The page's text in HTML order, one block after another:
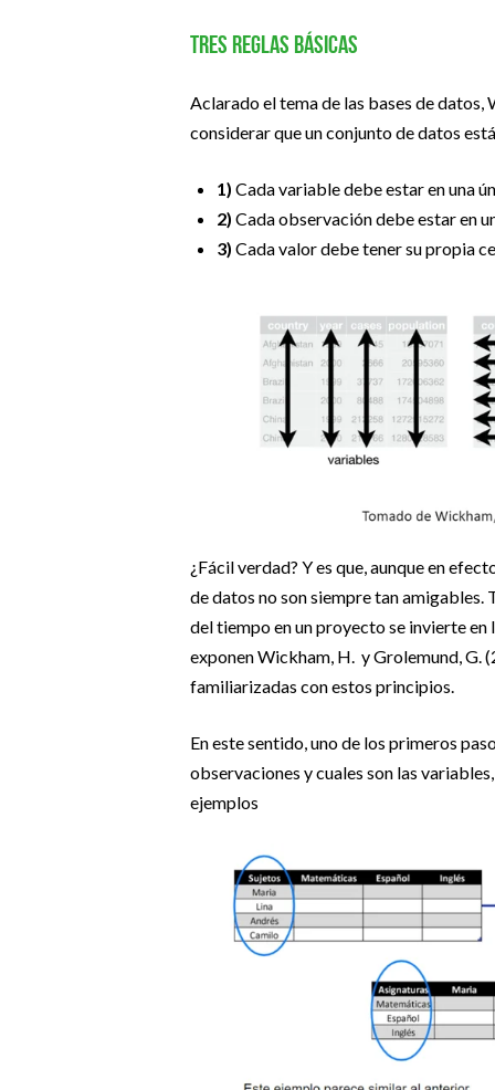
Tres reglas básicas
Aclarado el tema de las bases de datos,
considerar que un conjunto de datos
1) Cada variable debe estar en una
2) Cada observación debe estar en
3) Cada valor debe tener su propia
¿Fácil verdad? Y es que, aunque en
de datos no son siempre tan amigables.
del tiempo en un proyecto se invierte
exponen Wickham, H. y Grolemund, G.
familiarizadas con estos principios.
En este sentido, uno de los primeros
observaciones y cuales son las
ejemplos